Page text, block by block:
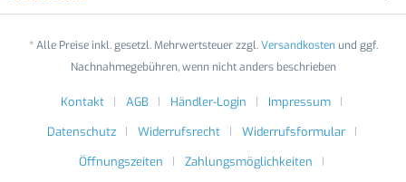
* Alle Preise inkl. gesetzl. Mehrwertsteuer zzgl.Versandkostenund ggf.
Nachnahmegebühren, wenn nicht anders beschrieben
Kontakt AGB Händler-Login
Impressum
Datenschutz
Widerrufsrecht
Widerrufsformular
Öffnungszeiten
Zahlungsmöglichkeiten